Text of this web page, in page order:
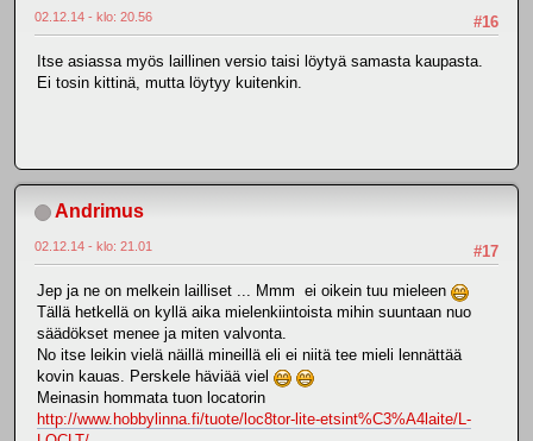
#16
02.12.14 - klo: 20.56
Itse asiassa myös laillinen versio taisi löytyä samasta kaupasta.
Ei tosin kittinä, mutta löytyy kuitenkin.
Andrimus
#17
02.12.14 - klo: 21.01
Jep ja ne on melkein lailliset ... Mmm ei oikein tuu mieleen
Tällä hetkellä on kyllä aika mielenkiintoista mihin suuntaan nuo
säädökset menee ja miten valvonta.
No itse leikin vielä näillä mineillä eli ei niitä tee mieli lennättää
kovin kauas. Perskele häviää viel
Meinasin hommata tuon locatorin
http://www.hobbylinna.fi/tuote/loc8tor-lite-etsint%C3%A4laite/L-